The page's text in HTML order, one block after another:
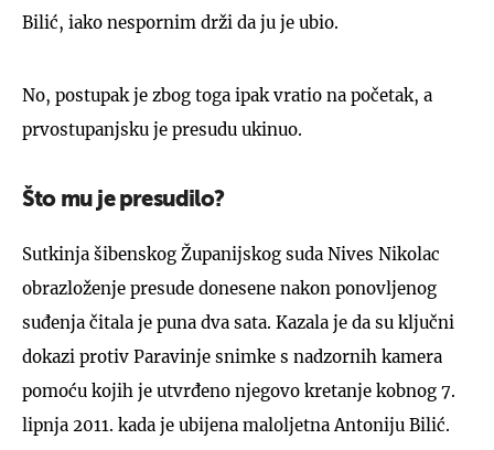
Bilić, iako nespornim drži da ju je ubio.
No, postupak je zbog toga ipak vratio na početak, a
prvostupanjsku je presudu ukinuo.
Što mu je presudilo?
Sutkinja šibenskog Županijskog suda Nives Nikolac
obrazloženje presude donesene nakon ponovljenog
suđenja čitala je puna dva sata. Kazala je da su ključni
dokazi protiv Paravinje snimke s nadzornih kamera
pomoću kojih je utvrđeno njegovo kretanje kobnog 7.
lipnja 2011. kada je ubijena maloljetna Antoniju Bilić.